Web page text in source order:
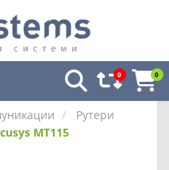
0 0
Рутери
MT115